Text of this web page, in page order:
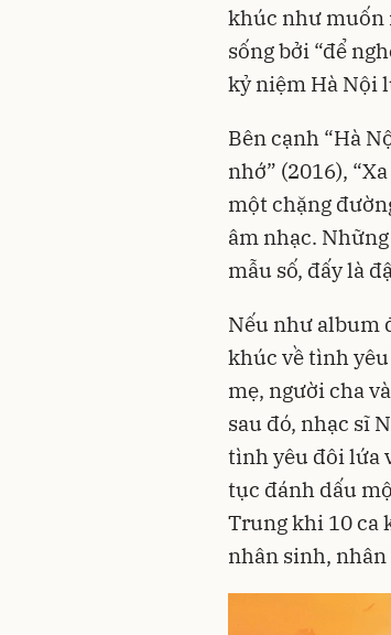
khúc như muốn
sống bởi “để
kỷ niệm Hà Nội
Bên cạnh “Hà
nhớ” (2016),
một chặng
âm nhạc.
mẫu số, đấy là
Nếu như album
khúc về tình
mẹ, người cha
sau đó, nhạc sĩ
tình yêu đôi lứa
tục đánh dấu
Trung khi 10 ca
nhân sinh, nhân